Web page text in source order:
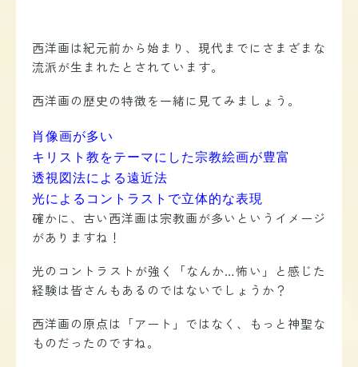
西洋画は紀元前から始まり、現代までにさまざまな
流派が生まれたとされています。
西洋画の歴史の特徴を一緒に見てみましょう 。
肖像画が多い
キリスト教をテーマにした宗教絵画が豊富
透視図法による遠近法
光によるコントラストで立体的な表現
確かに、古い西洋画は宗教画が多いというイメージ
がありますね！
光のコントラストが強く「なんか…怖い」と感じた
経験は皆さんもあるのではないでしょうか？
西洋画の原点は「アート」ではなく、もっと神聖な
ものだったのですね。